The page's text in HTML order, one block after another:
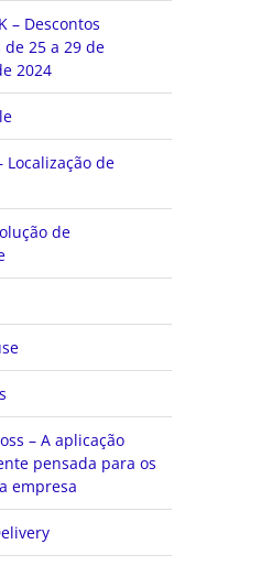
– Descontos
25 a 29 de
2024
Localização de
de
– A aplicação
pensada para os
empresa